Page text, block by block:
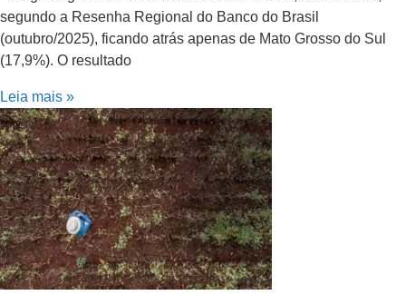
segundo a Resenha Regional do Banco do Brasil
(outubro/2025), ficando atrás apenas de Mato Grosso do Sul
(17,9%). O resultado
Leia mais »